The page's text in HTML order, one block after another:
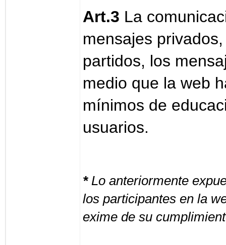
Art.3 La
mensajes
partidos, los
medio que la web
mínimos de
usuarios.
*Lo anteriormente
los participantes en la
exime de su